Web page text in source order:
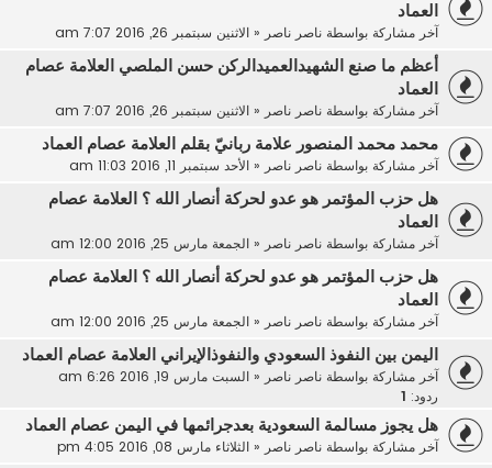
العماد
آخر مشاركة بواسطة ناصر ناصر« الاثنين سبتمبر 26, 2016 7:07 am
أعظم ما صنع الشهيدالعميدالركن حسن الملصي العلامة عصام
العماد
آخر مشاركة بواسطة ناصر ناصر« الاثنين سبتمبر 26, 2016 7:07 am
محمد محمد المنصور علامة ربانيّ بقلم العلامة عصام العماد
آخر مشاركة بواسطة ناصر ناصر« الأحد سبتمبر 11, 2016 11:03 am
هل حزب المؤتمر هو عدو لحركة أنصار الله ؟ العلامة عصام
العماد
آخر مشاركة بواسطة ناصر ناصر« الجمعة مارس 25, 2016 12:00 am
هل حزب المؤتمر هو عدو لحركة أنصار الله ؟ العلامة عصام
العماد
آخر مشاركة بواسطة ناصر ناصر« الجمعة مارس 25, 2016 12:00 am
اليمن بين النفوذ السعودي والنفوذالإيراني العلامة عصام العماد
آخر مشاركة بواسطة ناصر ناصر« السبت مارس 19, 2016 6:26 am
ردود:
هل يجوز مسالمة السعودية بعدجرائمها في اليمن عصام العماد
آخر مشاركة بواسطة ناصر ناصر« الثلاثاء مارس 08, 2016 4:05 pm